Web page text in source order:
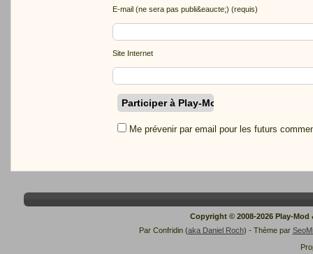
E-mail (ne sera pas publi&eaucte;) (requis)
Site Internet
Me prévenir par email pour les futurs
Copyright © 2008-2026 Play-
Par Confridin (aka Daniel Roch) - Thème par